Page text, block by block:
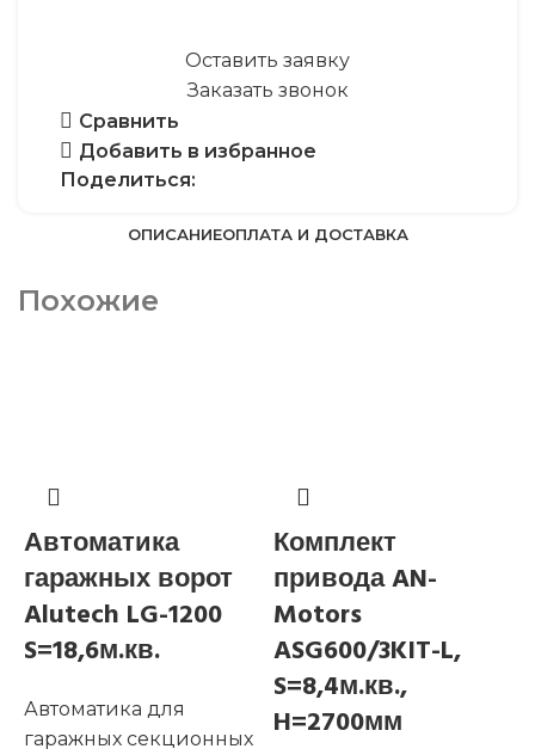
Оставить заявку
Заказать звонок
Сравнить
Добавить в избранное
Поделиться:
ОПИСАНИЕОПЛАТА И ДОСТАВКА
Похожие
Автоматика
гаражных ворот
Alutech LG-1200
S=18,6м.кв.
Автоматика для
гаражных секционных
Комплект
привода AN-
Motors
ASG600/3KIT-L,
S=8,4м.кв.,
H=2700мм